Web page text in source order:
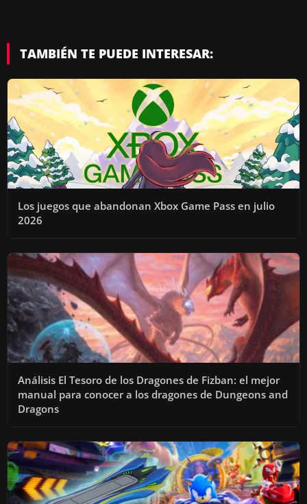
TAMBIÉN TE PUEDE INTERESAR:
Los juegos que abandonan Xbox Game Pass en julio
2026
Análisis El Tesoro de los Dragones de Fizban: el mejor
manual para conocer a los dragones de Dungeons and
Dragons